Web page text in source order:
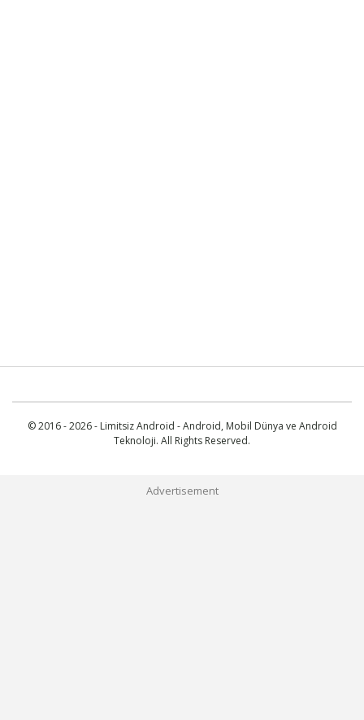
© 2016 - 2026 - Limitsiz Android - Android, Mobil Dünya ve Android
Teknoloji. All Rights Reserved.
Advertisement